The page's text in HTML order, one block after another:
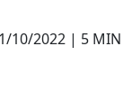
10/2022 | 5 MIN